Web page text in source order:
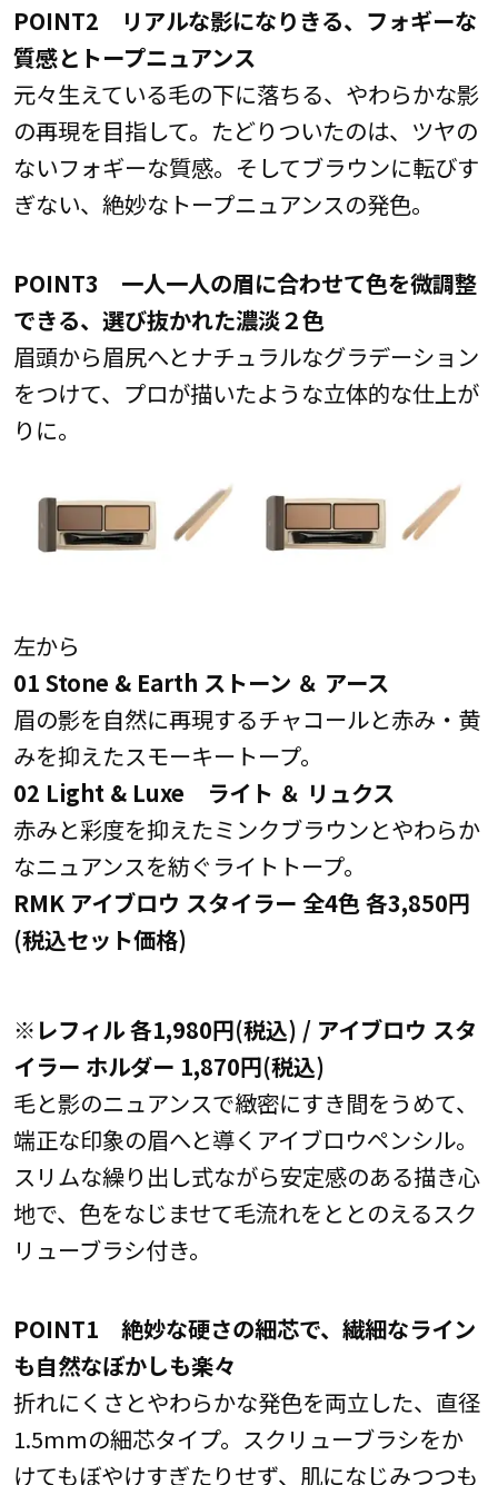
POINT2 リアルな影になりきる、フォギーな
質感とトープニュアンス
元々生えている毛の下に落ちる、やわらかな影
の再現を目指して。たどりついたのは、ツヤの
ないフォギーな質感。そしてブラウンに転びす
ぎない、絶妙なトープニュアンスの発色。
POINT3 一人一人の眉に合わせて色を微調整
できる、選び抜かれた濃淡２色
眉頭から眉尻へとナチュラルなグラデーション
をつけて、プロが描いたような立体的な仕上が
りに。
左から
01 Stone & Earth ストーン ＆ アース
眉の影を自然に再現するチャコールと赤み・黄
みを抑えたスモーキートープ。
02 Light & Luxe ライト ＆ リュクス
赤みと彩度を抑えたミンクブラウンとやわらか
なニュアンスを紡ぐライトトープ。
RMK アイブロウ スタイラー 全4色 各3,850円
(税込セット価格)
※レフィル 各1,980円(税込) / アイブロウ スタ
イラー ホルダー 1,870円(税込)
毛と影のニュアンスで緻密にすき間をうめて、
端正な印象の眉へと導くアイブロウペンシル。
スリムな繰り出し式ながら安定感のある描き心
地で、色をなじませて毛流れをととのえるスク
リューブラシ付き。
POINT1 絶妙な硬さの細芯で、繊細なライン
も自然なぼかしも楽々
折れにくさとやわらかな発色を両立した、直径
1.5mmの細芯タイプ。スクリューブラシをか
けてもぼやけすぎたりせず、肌になじみつつも